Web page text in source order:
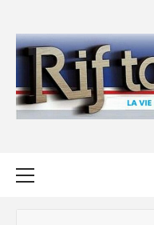
content